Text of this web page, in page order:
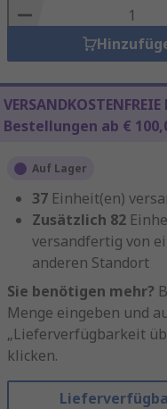
Basket
Bestellungen ab €
Auf Lager
37 Einheit(en)
Zusätzlich 82
versandfertig von
anderen Standort
Sie benötigen mehr?
Menge eingeben und
„Lieferverfügbarkeit
klicken.